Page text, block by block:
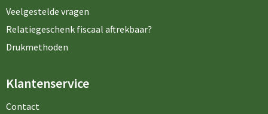
Veelgestelde vragen
Relatiegeschenk fiscaal aftrekbaar?
Drukmethoden
Klantenservice
Contact